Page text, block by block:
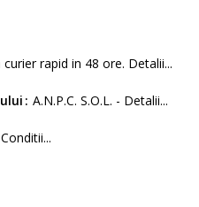
curier rapid in 48 ore. Detalii...
A.N.P.C. S.O.L. - Detalii...
Conditii...